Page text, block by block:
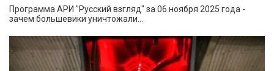
Программа АРИ "Русский взгляд" за 06 ноября 2025 года -
зачем большевики уничтожали...